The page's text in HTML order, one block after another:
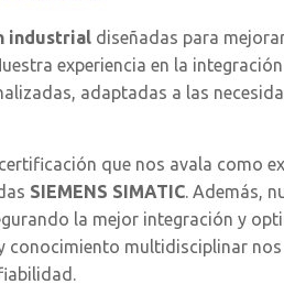
industrialdiseñadas para
experiencia en la
adaptadas a las
que nos avala como
SIEMENS SIMATIC. Además,
la mejor integración y
conocimiento multidisciplinar